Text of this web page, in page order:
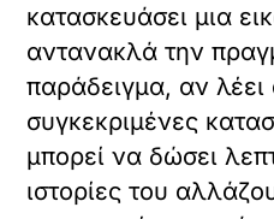
κατασκευάσει μια
αντανακλά την
παράδειγμα, αν λέει
συγκεκριμένες
μπορεί να δώσει
ιστορίες του